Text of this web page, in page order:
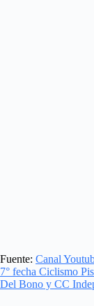
Fuente: Canal
7° fecha Ciclismo
Del Bono y CC